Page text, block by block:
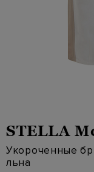
STELLA
Укороченные
льна